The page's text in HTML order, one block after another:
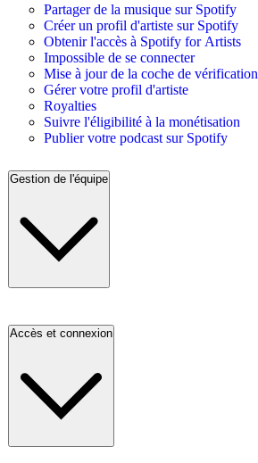
Partager de la musique sur Spotify
Créer un profil d'artiste sur Spotify
Obtenir l'accès à Spotify for Artists
Impossible de se connecter
Mise à jour de la coche de vérification
Gérer votre profil d'artiste
Royalties
Suivre l'éligibilité à la monétisation
Publier votre podcast sur Spotify
Gestion de l'équipe
Accès et connexion